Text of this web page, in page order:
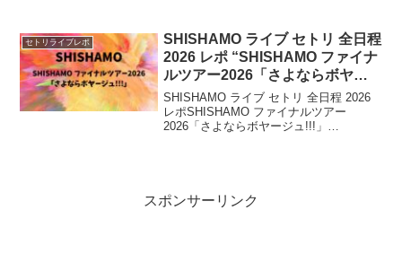
での初アリーナライブ という記念すべき
ステージとなる。
セトリライブレポ
SHISHAMO ライブ セトリ 全日程
2026 レポ “SHISHAMO ファイナ
ルツアー2026「さよならボヤー
ジュ!!!」”
SHISHAMO ライブ セトリ 全日程 2026
レポSHISHAMO ファイナルツアー
2026「さよならボヤージュ!!!」
スポンサーリンク